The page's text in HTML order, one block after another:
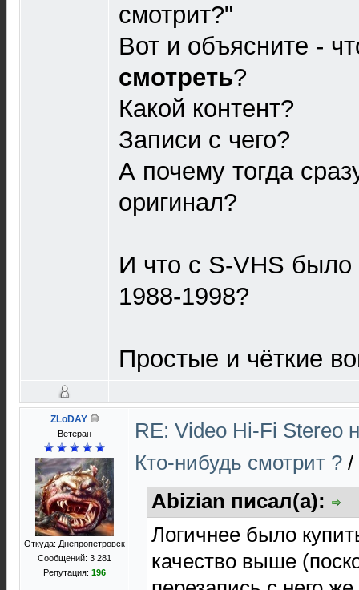
смотрит?"
Вот и объясните -
смотреть?
Какой контент?
Записи с чего?
А почему тогда
оригинал?
И что с S-VHS
1988-1998?
Простые и чёткие
ZLoDAY
Ветеран
Откуда: Днепропетровск
Сообщений: 3 281
Репутация: 196
RE: Video Hi-Fi Stereo
Кто-нибудь смотрит ? /
Abizian писал(а):
Логичнее было
качество выше